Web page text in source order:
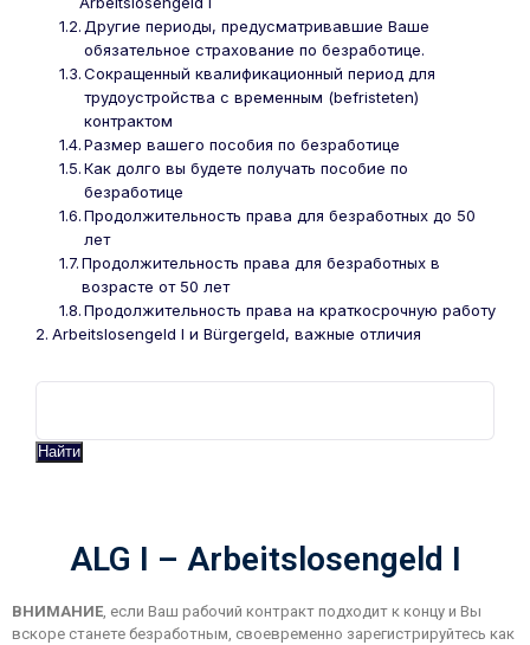
Другие периоды, предусматривавшие Ваше
обязательное страхование по безработице.
Сокращенный квалификационный период для
трудоустройства с временным (befristeten)
контрактом
Размер вашего пособия по безработице
Как долго вы будете получать пособие по
безработице
Продолжительность права для безработных до 50
лет
Продолжительность права для безработных в
возрасте от 50 лет
Продолжительность права на краткосрочную работу
Arbeitslosengeld I и Bürgergeld, важные отличия
Найти
ALG I – Arbeitslosengeld I
ВНИМАНИЕ, если Ваш рабочий контракт подходит к концу и Вы
вскоре станете безработным, своевременно зарегистрируйтесь как